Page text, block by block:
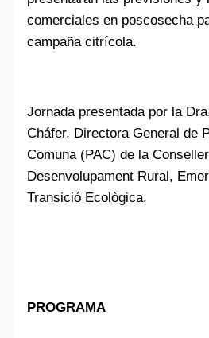
comerciales en poscosecha
campaña citrícola.
Jornada presentada por la
Cháfer, Directora General de
Comuna (PAC) de la
Desenvolupament Rural,
Transició Ecològica.
PROGRAMA